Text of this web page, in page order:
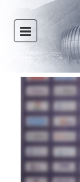
INICIO
NOTICIAS
CLUB
MULTIMEDIA
RAYADOS
RAYADAS